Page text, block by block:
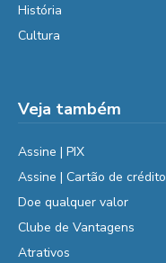
História
Cultura
Veja também
Assine | PIX
Assine | Cartão de crédito
Doe qualquer valor
Clube de Vantagens
Atrativos